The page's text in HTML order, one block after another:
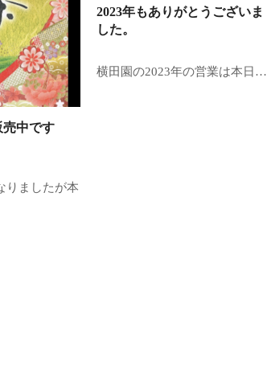
売中です
りましたが本
2023年もありがとうございま
した。
横田園の2023年の営業は本日…